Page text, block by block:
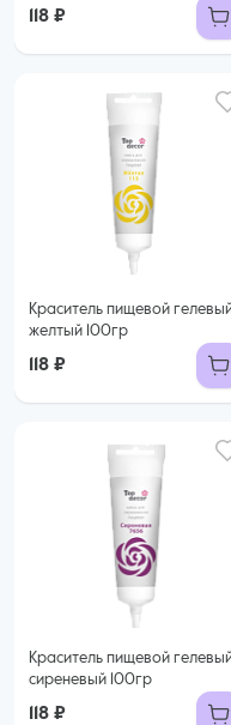
118 ₽
Краситель пищевой
желтый 100гр
118 ₽
Краситель пищевой
сиреневый 100гр
118 ₽